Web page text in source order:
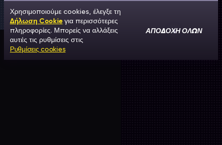
Χρησιμοποιούμε cookies, έλεγξε τη
Δήλωση Cookie για περισσότερες
πληροφορίες. Μπορείς να αλλάξεις
αυτές τις ρυθμίσεις στις
Ρυθμίσεις cookies
ΑΠΟΔΟΧΉ ΌΛΩΝ